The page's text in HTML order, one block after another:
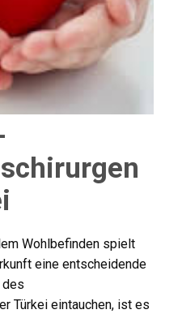
Wohlbefinden spielt
eine entscheidende
des
Türkei eintauchen, ist es